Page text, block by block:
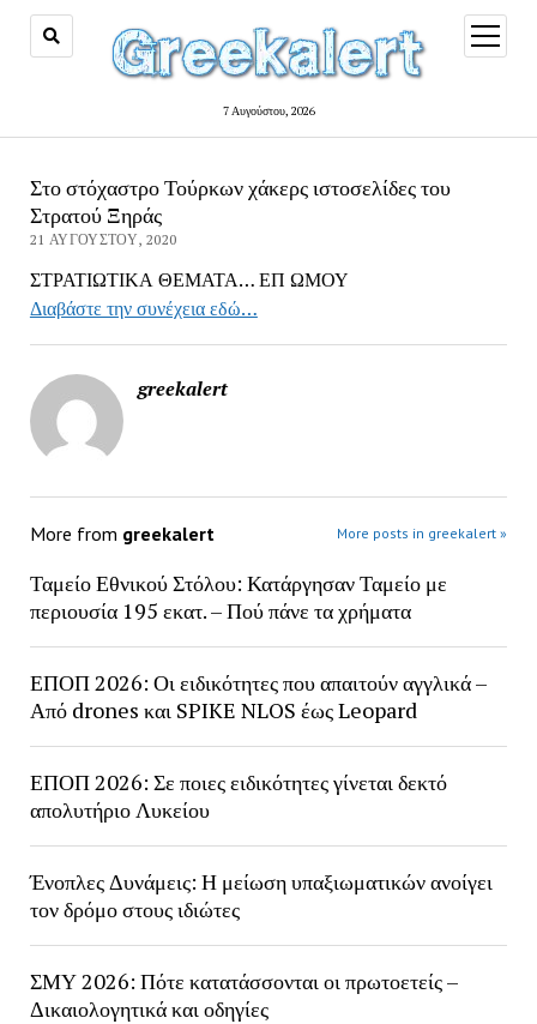
7 Αυγούστου, 2026
open
menu
Στο στόχαστρο Τούρκων χάκερς ιστοσελίδες του
Στρατού Ξηράς
21 ΑΥΓΟΎΣΤΟΥ, 2020
ΣΤΡΑΤΙΩΤΙΚΑ ΘΕΜΑΤΑ… ΕΠ ΩΜΟΥ
Διαβάστε την συνέχεια εδώ…
greekalert
More from greekalert More posts in greekalert »
Ταμείο Εθνικού Στόλου: Κατάργησαν Ταμείο με
περιουσία 195 εκατ. – Πού πάνε τα χρήματα
ΕΠΟΠ 2026: Οι ειδικότητες που απαιτούν αγγλικά –
Από drones και SPIKE NLOS έως Leopard
ΕΠΟΠ 2026: Σε ποιες ειδικότητες γίνεται δεκτό
απολυτήριο Λυκείου
Ένοπλες Δυνάμεις: Η μείωση υπαξιωματικών ανοίγει
τον δρόμο στους ιδιώτες
ΣΜΥ 2026: Πότε κατατάσσονται οι πρωτοετείς –
Δικαιολογητικά και οδηγίες